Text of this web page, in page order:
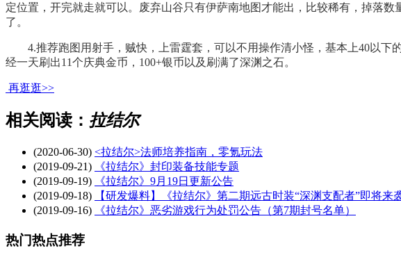
定位置，开完就走就可以。废弃山谷只有伊萨南地图才能出，比较稀有，掉落
了。
4.推荐跑图用射手，贼快，上雷霆套，可以不用操作清小怪，基本上40以下
经一天刷出11个庆典金币，100+银币以及刷满了深渊之石。
再逛逛>>
相关阅读： 拉结尔
(2020-06-30) <拉结尔>法师培养指南，零氪玩法
(2019-09-21)
《拉结尔》封印装备技能专题
(2019-09-19)
《拉结尔》9月19日更新公告
(2019-09-18)
【研发爆料】《拉结尔》第二期远古时装“深渊支配者”即将来
(2019-09-16)
《拉结尔》恶劣游戏行为处罚公告（第7期封号名单）
热门热点推荐